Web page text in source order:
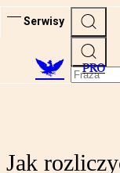
Serwisy
PRO
Jak